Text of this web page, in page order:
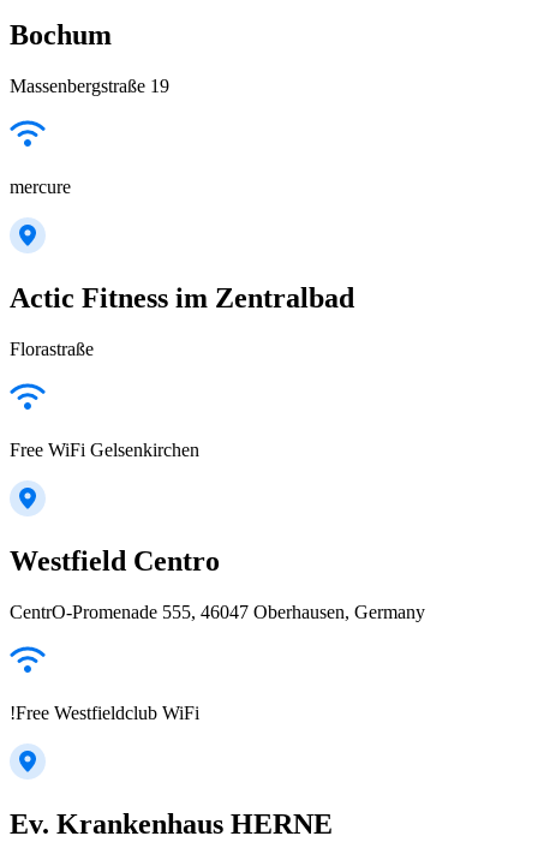
Bochum
Massenbergstraße 19
mercure
Actic Fitness im Zentralbad
Florastraße
Free WiFi Gelsenkirchen
Westfield Centro
CentrO-Promenade 555, 46047 Oberhausen, Germany
!Free Westfieldclub WiFi
Ev. Krankenhaus HERNE